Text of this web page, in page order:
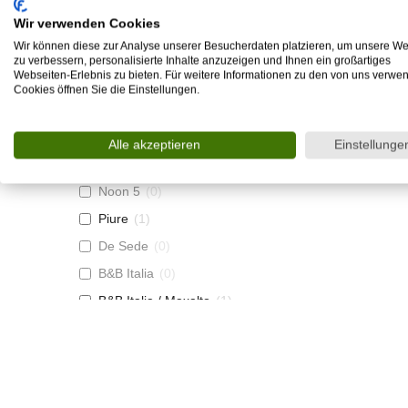
+Halle (0)
Arketipo (0)
Rolf Benz (0 )
Bodema (0)
Ligne Roset (0)
Noon 5 (0)
Piure (1)
De Sede (0)
B&B Italia (0)
B&B Italia / Maxalto (1 )
Wir verwenden Cookies
Wir können diese zur Analyse unserer Besucherdaten platzieren, um unsere
zu verbessern, personalisierte Inhalte anzuzeigen und Ihnen ein großartiges
Webseiten-Erlebnis zu bieten. Für weitere Informationen zu den von uns
Cookies öffnen Sie die Einstellungen.
Alle akzeptieren